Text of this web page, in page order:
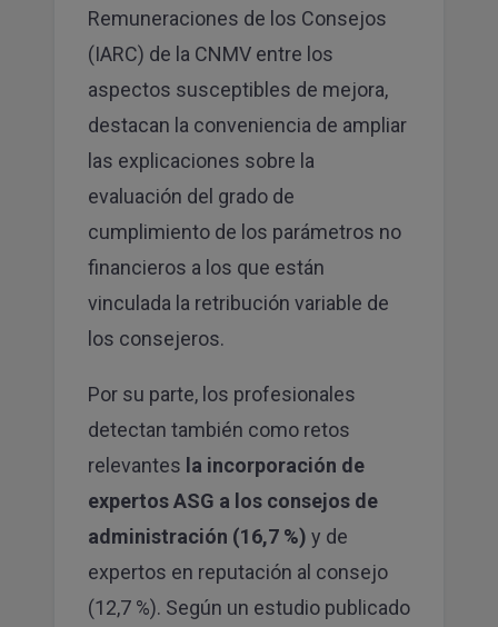
Remuneraciones de los Consejos
(IARC) de la CNMV entre los
aspectos susceptibles de mejora,
destacan la conveniencia de ampliar
las explicaciones sobre la
evaluación del grado de
cumplimiento de los parámetros no
financieros a los que están
vinculada la retribución variable de
los consejeros.
Por su parte, los profesionales
detectan también como retos
relevantes la incorporación de
expertos ASG a los consejos de
administración (16,7 %) y de
expertos en reputación al consejo
(12,7 %). Según un estudio publicado